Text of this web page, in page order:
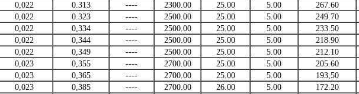
0,022 0.313 ---- 2300.00 25.00 5.00 267.60
0,022 0.323 ---- 2500.00 25.00 5.00 249.70
0,022 0,334 ---- 2500.00 25.00 5.00 233.50
0,022 0,344 ---- 2500.00 25.00 5.00 218.90
0,022 0,349 ---- 2500.00 25.00 5.00 212.10
0,023 0,355 ---- 2700.00 25.00 5.00 205.60
0,023 0,365 ---- 2700.00 25.00 5.00 193,50
0,023 0,385 ---- 2700.00 26.00 5.00 172.20